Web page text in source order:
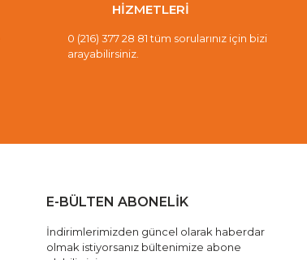
HİZMETLERİ
0 (216) 377 28 81 tüm sorularınız için bizi
arayabilirsiniz.
E-BÜLTEN ABONELİK
İndirimlerimizden güncel olarak haberdar
olmak istiyorsanız bültenimize abone